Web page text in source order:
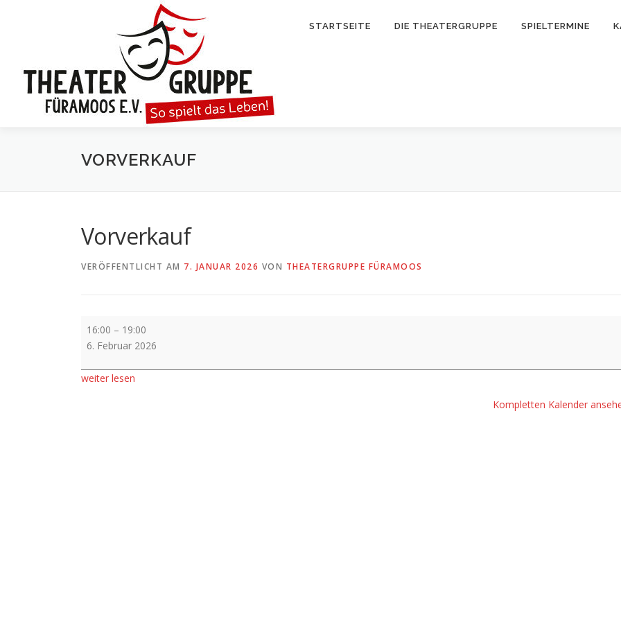
STARTSEITE DIE THEATERGRUPPE SPIELTERMINE
VORVERKAUF
Vorverkauf
VERÖFFENTLICHT AM 7. JANUAR 2026 VON THEATERGRUPPE FÜRAMOOS
Vorverkauf
16:00 – 19:00
6. Februar 2026
weiter lesen
Kompletten Kalender